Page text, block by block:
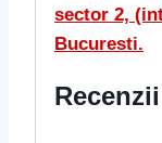
sector 2,
Bucuresti.
Recenzii